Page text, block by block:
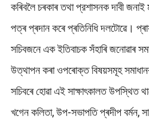
কৰিবলৈ চৰকাৰ তথা প্রশাসনক দাবী জনাই
পত্ৰ প্ৰদান কৰে প্ৰতিনিধি দলটোৱে।
সচিবজনে এক ইতিবাচক সঁহাৰি জনোৱাৰ
উত্থাপন কৰা ওপৰোক্ত বিষয়সমূহ
সচিবৰে হোৱা এই সাক্ষাৎকালত উপস্থিত
খগেন কলিতা, উপ-সভাপতি প্ৰদীপ বৰ্মন,